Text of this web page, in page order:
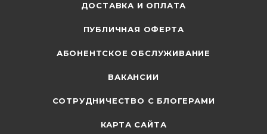
ДОСТАВКА И ОПЛАТА
ПУБЛИЧНАЯ ОФЕРТА
АБОНЕНТСКОЕ ОБСЛУЖИВАНИЕ
ВАКАНСИИ
СОТРУДНИЧЕСТВО С БЛОГЕРАМИ
КАРТА САЙТА